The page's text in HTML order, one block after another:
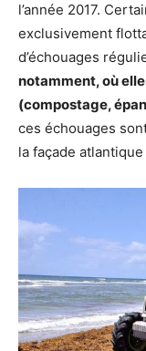
l’année 2017.
exclusivement
d’échouages
notamment, où
(compostage,
ces échouages
la façade